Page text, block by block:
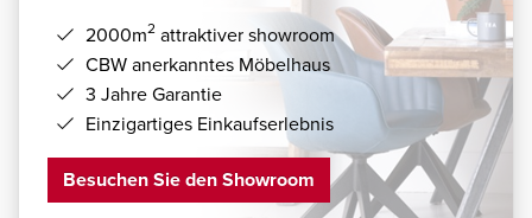
2000m2 attraktiver showroom
CBW anerkanntes Möbelhaus
3 Jahre Garantie
Einzigartiges Einkaufserlebnis
Besuchen Sie den Showroom